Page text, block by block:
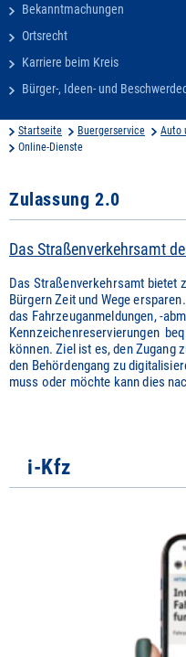
Bekanntmachungen
Ortsrecht
Karriere beim Kreis
Bürger-, Ideen- und
Startseite Buergerservice Auto
Online-Dienste
Zulassung 2.0
Das Straßenverkehrsamt
Das Straßenverkehrsamt bietet
Bürgern Zeit und Wege
das Fahrzeuganmeldungen, -
Kennzeichenreservierungen
können. Ziel ist es, den Zugang
den Behördengang zu
muss oder möchte kann dies
i-Kfz